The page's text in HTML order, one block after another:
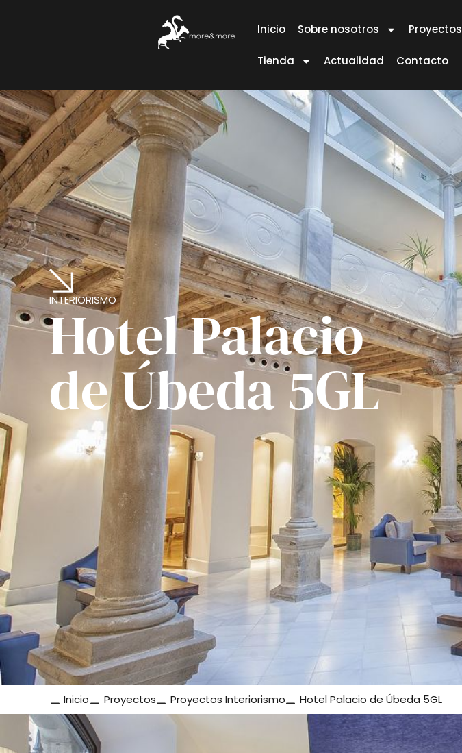
Inicio Sobre nosotros Proyectos
Tienda Actualidad Contacto
INTERIORISMO
Hotel Palacio
de Úbeda 5GL
Inicio Proyectos Proyectos Interiorismo Hotel Palacio de Úbeda 5GL